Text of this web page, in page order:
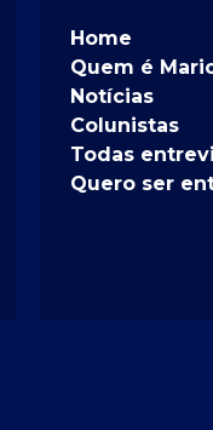
Home
Quem é
Notícias
Colunistas
Todas
Quero ser